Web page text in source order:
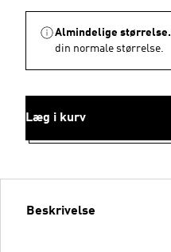
Almindelige størrelse.
din normale størrelse.
Læg i kurv
Beskrivelse